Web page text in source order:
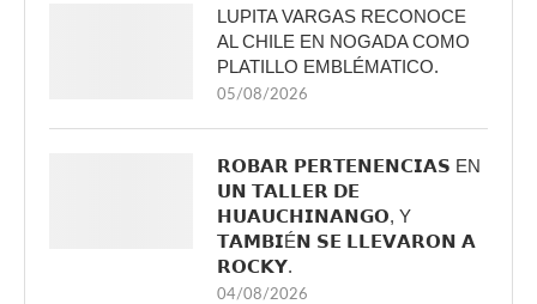
LUPITA VARGAS RECONOCE
AL CHILE EN NOGADA COMO
PLATILLO EMBLÉMATICO.
05/08/2026
𝗥𝗢𝗕𝗔𝗥 𝗣𝗘𝗥𝗧𝗘𝗡𝗘𝗡𝗖𝗜𝗔𝗦 EN
𝗨𝗡 𝗧𝗔𝗟𝗟𝗘𝗥 𝗗𝗘
𝗛𝗨𝗔𝗨𝗖𝗛𝗜𝗡𝗔𝗡𝗚𝗢, Y
𝗧𝗔𝗠𝗕𝗜É𝗡 𝗦𝗘 𝗟𝗟𝗘𝗩𝗔𝗥𝗢𝗡 𝗔
𝗥𝗢𝗖𝗞𝗬.
04/08/2026